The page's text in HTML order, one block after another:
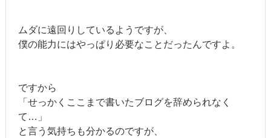
ムダに遠回りしているようですが、
僕の能力にはやっぱり必要なことだったんですよ。
ですから
「せっかくここまで書いたブログを辞められなく
て…」
と言う気持ちも分かるのですが、